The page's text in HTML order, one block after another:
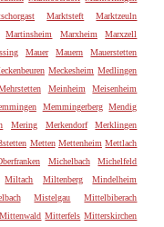
Marktsteft
Marktzeuln
Martinsheim Marxheim
Marxzell
Mauer Mauern
Mauerstetten
Meckesheim Medlingen
Meinheim
Meisenheim
Memmingerberg
Mendig
Mering Merkendorf
Merklingen
Metten Mettenheim Mettlach
Michelbach
Michelfeld
Miltach Miltenberg
Mindelheim
Mistelgau
Mittelbiberach
Mittenwald Mitterfels Mitterskirchen